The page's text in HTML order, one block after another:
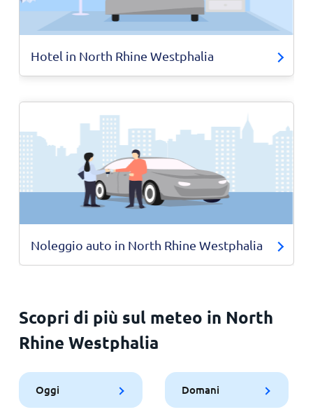
Hotel in North Rhine Westphalia
Noleggio auto in North Rhine Westphalia
Scopri di più sul meteo in North
Rhine Westphalia
Oggi Domani